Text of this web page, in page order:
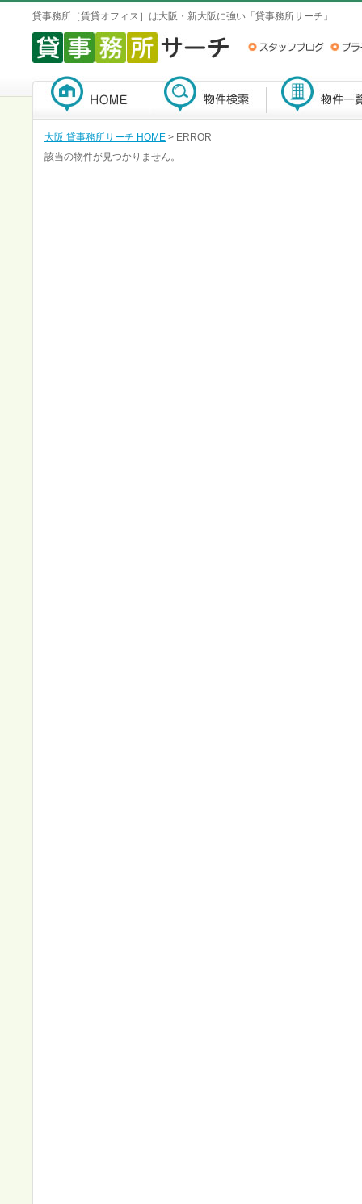
貸事務所［賃貸オフィス］は大阪・新大阪に強い「貸事務所サーチ」
大阪 貸事務所サーチ HOME > ERROR
該当の物件が見つかりません。